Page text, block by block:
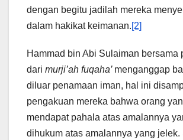
dengan begitu jadilah mereka
dalam hakikat keimanan.[2]
Hammad bin Abi Sulaiman bersama
dari murji’ah fuqaha’ menganggap
diluar penamaan iman, hal ini
pengakuan mereka bahwa orang
mendapat pahala atas amalannya
dihukum atas amalannya yang jelek.